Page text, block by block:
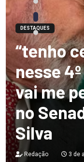
DESTAQUES
“tenho
nesse
vai me
no
Silva
Redação 3 de